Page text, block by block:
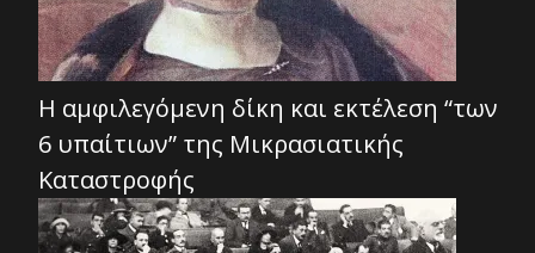
Η αμφιλεγόμενη δίκη και εκτέλεση “των
6 υπαίτιων” της Μικρασιατικής
Καταστροφής